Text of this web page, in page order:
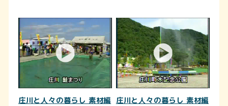
庄川と人々の暮らし 素材編 庄川と人々の暮らし 素材編